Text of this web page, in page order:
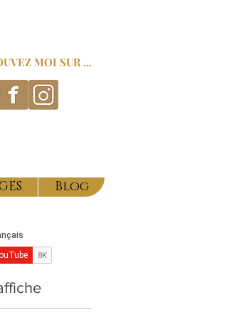
MOI SUR ...
Blog